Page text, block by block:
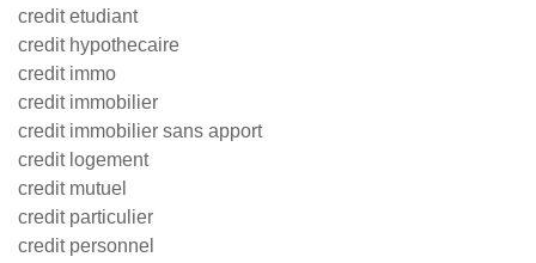
credit etudiant
credit hypothecaire
credit immo
credit immobilier
credit immobilier sans apport
credit logement
credit mutuel
credit particulier
credit personnel